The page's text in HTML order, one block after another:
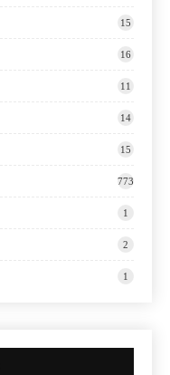
15
16
11
14
15
773
1
2
1